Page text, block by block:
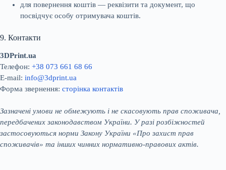
для повернення коштів — реквізити та документ, що
посвідчує особу отримувача коштів.
9. Контакти
3DPrint.ua
Телефон: +38 073 661 68 66
E-mail: info@3dprint.ua
Форма звернення: сторінка контактів
Зазначені умови не обмежують і не скасовують прав споживача,
передбачених законодавством України. У разі розбіжностей
застосовуються норми Закону України «Про захист прав
споживачів» та інших чинних нормативно-правових актів.